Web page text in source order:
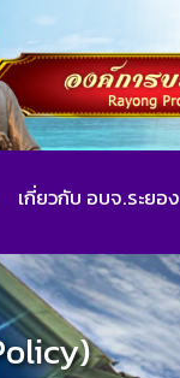
เกี่ยวกับ อบจ.ระยอง